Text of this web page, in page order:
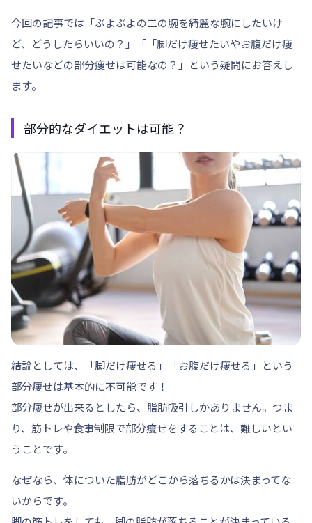
今回の記事では「ぶよぶよの二の腕を綺麗な腕にしたいけ
ど、どうしたらいいの？ 」
「「脚だけ痩せたいやお腹だけ痩
せたいなどの部分痩せは可能なの？」
という疑問にお答えし
ます。
部分的なダイエットは可能？
結論としては、「脚だけ痩せる」「お腹だけ痩せる」という
部分痩せは基本的に不可能です！
部分痩せが出来るとしたら、 脂肪吸引 しかありません。つま
り、筋トレや食事制限で部分瘦せをすることは、難しいとい
うことです。
なぜなら、体についた脂肪がどこから落ちるかは決まってな
いからです。